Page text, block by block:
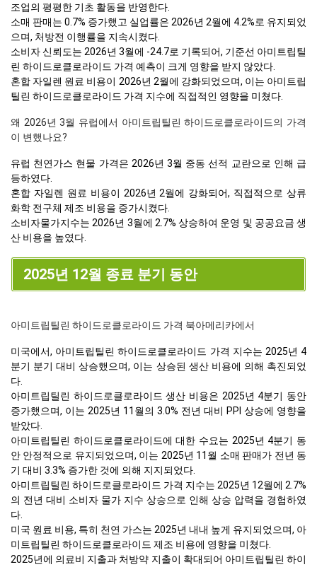
조업의 평평한 기초 활동을 반영한다.
소매 판매는 0.7% 증가했고 실업률은 2026년 2월에 4.2%로 유지되었
으며, 처방전 이행률을 지속시켰다.
소비자 신뢰도는 2026년 3월에 -24.7로 기록되어, 기준선 아미트립틸
린 하이드로클로라이드 가격 예측이 크게 영향을 받지 않았다.
혼합 자일렌 원료 비용이 2026년 2월에 강화되었으며, 이는 아미트립
틸린 하이드로클로라이드 가격 지수에 직접적인 영향을 미쳤다.
왜 2026년 3월 유럽에서 아미트립틸린 하이드로클로라이드의 가격
이 변했나요?
유럽 천연가스 현물 가격은 2026년 3월 중동 선적 교란으로 인해 급
등하였다.
혼합 자일렌 원료 비용이 2026년 2월에 강화되어, 직접적으로 상류
화학 전구체 제조 비용을 증가시켰다.
소비자물가지수는 2026년 3월에 2.7% 상승하여 운영 및 공공요금 생
산 비용을 높였다.
2025년 12월 종료 분기 동안
아미트립틸린 하이드로클로라이드 가격 북아메리카에서
미국에서, 아미트립틸린 하이드로클로라이드 가격 지수는 2025년 4
분기 분기 대비 상승했으며, 이는 상승된 생산 비용에 의해 촉진되었
다.
아미트립틸린 하이드로클로라이드 생산 비용은 2025년 4분기 동안
증가했으며, 이는 2025년 11월의 3.0% 전년 대비 PPI 상승에 영향을
받았다.
아미트립틸린 하이드로클로라이드에 대한 수요는 2025년 4분기 동
안 안정적으로 유지되었으며, 이는 2025년 11월 소매 판매가 전년 동
기 대비 3.3% 증가한 것에 의해 지지되었다.
아미트립틸린 하이드로클로라이드 가격 지수는 2025년 12월에 2.7%
의 전년 대비 소비자 물가 지수 상승으로 인해 상승 압력을 경험하였
다.
미국 원료 비용, 특히 천연 가스는 2025년 내내 높게 유지되었으며, 아
미트립틸린 하이드로클로라이드 제조 비용에 영향을 미쳤다.
2025년에 의료비 지출과 처방약 지출이 확대되어 아미트립틸린 하이